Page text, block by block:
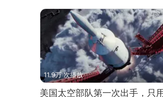
11.9万 次播放
美国太空部队第一次出手，只